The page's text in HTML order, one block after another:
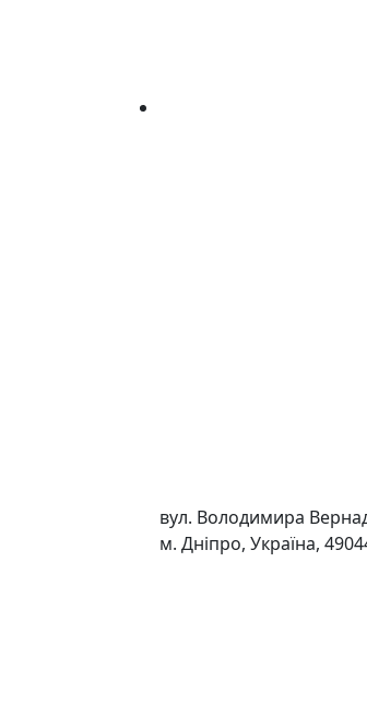
вул. Володимира
м. Дніпро, Україна,